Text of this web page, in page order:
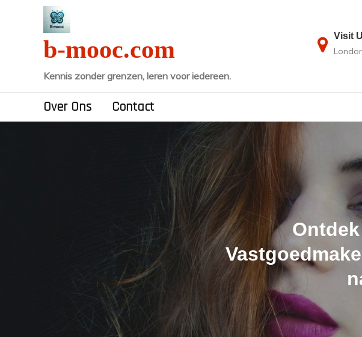
b-mooc.com
Kennis zonder grenzen, leren voor iedereen.
Visit
Over Ons Contact